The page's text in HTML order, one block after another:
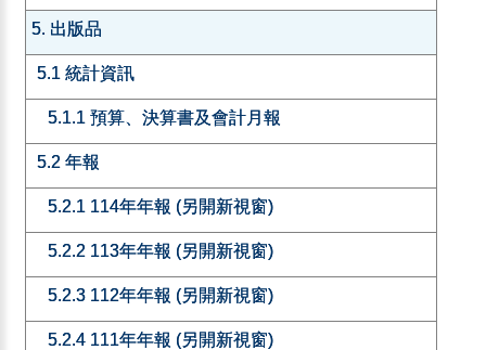
5. 出版品
5.1 統計資訊
5.1.1 預算、決算書及會計月報
5.2 年報
5.2.1 114年年報 (另開新視窗)
5.2.2 113年年報 (另開新視窗)
5.2.3 112年年報 (另開新視窗)
5.2.4 111年年報 (另開新視窗)